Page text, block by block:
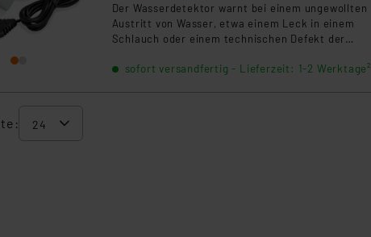
Der Wasserdetektor warnt bei einem ungewollten
Austritt von Wasser, etwa einem Leck in einem
Schlauch oder einem technischen Defekt der
sowie optischem Alarmsignal und kann so teure
sofort versandfertig - Lieferzeit: 1-2 Werktage²